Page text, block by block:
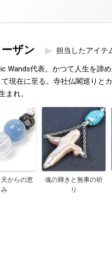
ザン 担当したアイテ
Wands代表。かつて人生を諦
現在に至る。寺社仏閣巡りと
まれ。
からの恵
み
魂の輝きと無事の祈
り